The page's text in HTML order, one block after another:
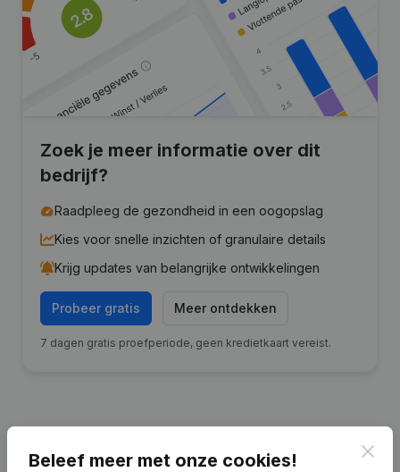
Zoek je meer informatie over dit
bedrijf?
Raadpleeg de gezondheid in een oogopslag
Kies voor snelle inzichten of granulaire details
Krijg updates van belangrijke ontwikkelingen
Probeer gratis Meer ontdekken
7 dagen gratis proefperiode, geen kredietkaart vereist.
Publicatiesvan Rayclean 2.0
Beleef meer met onze cookies!